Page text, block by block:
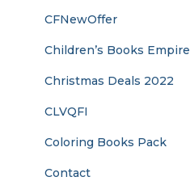
CFNewOffer
Children’s Books Empire
Christmas Deals 2022
CLVQFI
Coloring Books Pack
Contact